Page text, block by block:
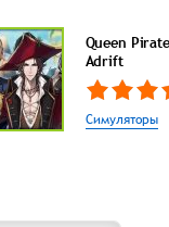
Queen
Adrift
Симуляторы